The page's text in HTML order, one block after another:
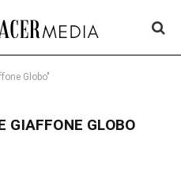
Globo"
GIAFFONE GLOBO